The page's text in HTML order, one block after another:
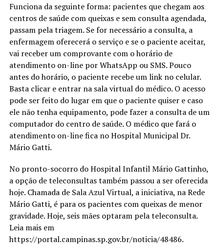
Funciona da seguinte forma: pacientes que chegam aos
centros de saúde com queixas e sem consulta agendada,
passam pela triagem. Se for necessário a consulta, a
enfermagem oferecerá o serviço e se o paciente aceitar,
vai receber um comprovante com o horário de
atendimento on-line por WhatsApp ou SMS. Pouco
antes do horário, o paciente recebe um link no celular.
Basta clicar e entrar na sala virtual do médico. O acesso
pode ser feito do lugar em que o paciente quiser e caso
ele não tenha equipamento, pode fazer a consulta de um
computador do centro de saúde. O médico que fará o
atendimento on-line fica no Hospital Municipal Dr.
Mário Gatti.
No pronto-socorro do Hospital Infantil Mário Gattinho,
a opção de teleconsultas também passou a ser oferecida
hoje. Chamada de Sala Azul Virtual, a iniciativa, na Rede
Mário Gatti, é para os pacientes com queixas de menor
gravidade. Hoje, seis mães optaram pela teleconsulta.
Leia mais em
https://portal.campinas.sp.gov.br/noticia/48486.